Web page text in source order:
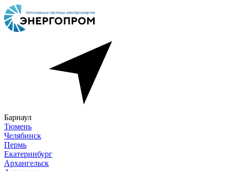
Барнаул
Тюмень
Челябинск
Пермь
Екатеринбург
Архангельск